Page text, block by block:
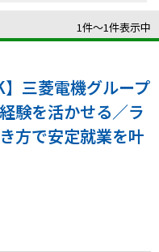
1件〜1件表示中
】三菱電機グループ
験を活かせる／ラ
方で安定就業を叶
ビス
ス
移行支援サービス
る